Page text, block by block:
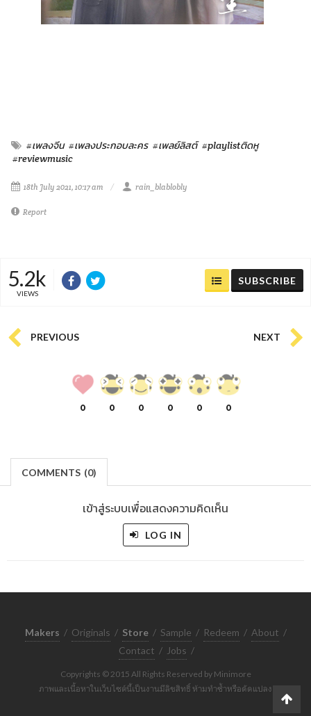
#เพลงจีน #เพลงประกอบละคร #เพลย์ลิสต์ #playlistติดหู
#reviewmusic
18th July 2021, 10:17 am rain_blablobly
Report
5.2k
VIEWS
SUBSCRIBE
PREVIOUS NEXT
0 0 0 0 0 0
COMMENTS (0)
เข้าสู่ระบบเพื่อแสดงความคิดเห็น
LOG IN
Makers / Originals / Store / Sample / Redeem / About /
Contact / Jobs /
Copyrights © 2015 All Rights Reserved by Minimore
ภาพและเนื้อหาในเว็บไซต์นี้เป็นงานมีลิขสิทธิ์ ห้ามทำซ้ำหรือดัดแปลง